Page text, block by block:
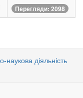
Перегляди: 2098
наукова діяльність